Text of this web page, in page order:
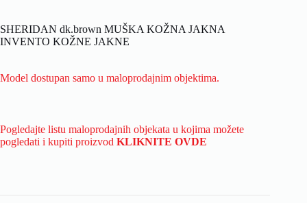
SHERIDAN dk.brown MUŠKA KOŽNA JAKNA
INVENTO KOŽNE JAKNE
Model dostupan samo u maloprodajnim objektima.
Pogledajte listu maloprodajnih objekata u kojima možete
pogledati i kupiti proizvod KLIKNITE OVDE